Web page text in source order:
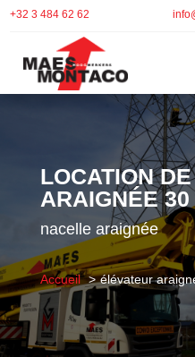
+32 3 484 62 62
LOCATION
ARAIGNÉE 30
nacelle araignée
Accueil élévateur